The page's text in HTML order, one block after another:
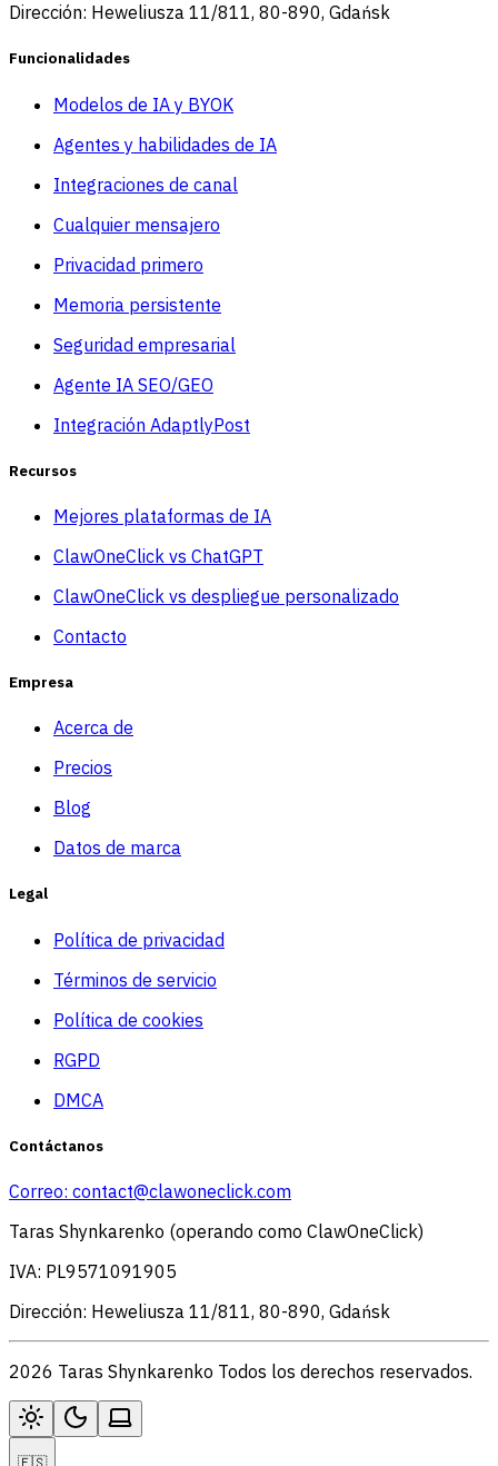
Dirección: Heweliusza 11/811, 80-890, Gdańsk
Funcionalidades
Modelos de IA y BYOK
Agentes y habilidades de IA
Integraciones de canal
Cualquier mensajero
Privacidad primero
Memoria persistente
Seguridad empresarial
Agente IA SEO/GEO
Integración AdaptlyPost
Recursos
Mejores plataformas de IA
ClawOneClick vs ChatGPT
ClawOneClick vs despliegue personalizado
Contacto
Empresa
Acerca de
Precios
Blog
Datos de marca
Legal
Política de privacidad
Términos de servicio
Política de cookies
RGPD
DMCA
Contáctanos
Correo: contact@clawoneclick.com
Taras Shynkarenko (operando como ClawOneClick)
IVA: PL9571091905
Dirección: Heweliusza 11/811, 80-890, Gdańsk
2026 Taras Shynkarenko Todos los derechos reservados.